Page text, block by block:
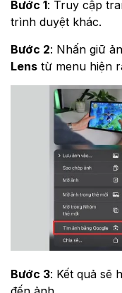
Bước 1: Truy cập
trình duyệt khác.
Bước 2: Nhấn giữ
Lens từ menu hiện
Bước 3: Kết quả sẽ